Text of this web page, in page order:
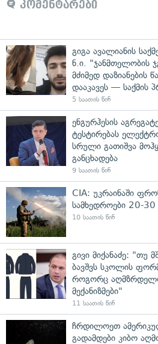
კომენტარები
გიგა ავალიანის
ნ.ი. "ჯანმთელობის
მძიმედ დაზიანების
დააკავეს — საქმის
5 საათის წინ
ენგურჰესის
ტესტირებას
სრული გათიშვა
განცხადება
9 საათის წინ
CIA: უკრაინაში
სამხედროები 20-
10 საათის წინ
გივი მიქანაძე: "თუ
ბავშვს სკოლის
როგორც
მექანიზმები"
11 საათის წინ
ჩრდილოეთ
გადამდები კიბო